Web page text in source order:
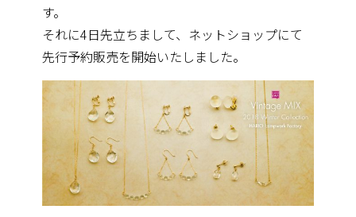
す。
それに4日先立ちまして、ネットショップにて
先行予約販売を開始いたしました。